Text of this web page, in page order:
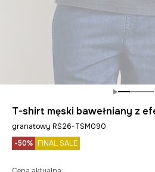
T-shirt męski bawełniany z
granatowy RS26-TSM090
-50% FINAL SALE